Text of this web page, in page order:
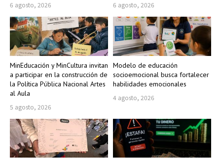
6 agosto, 2026 6 agosto, 2026
MinEducación y MinCultura invitan
a participar en la construcción de
la Política Pública Nacional Artes
al Aula
5 agosto, 2026
Modelo de educación
socioemocional busca fortalecer
habilidades emocionales
4 agosto, 2026